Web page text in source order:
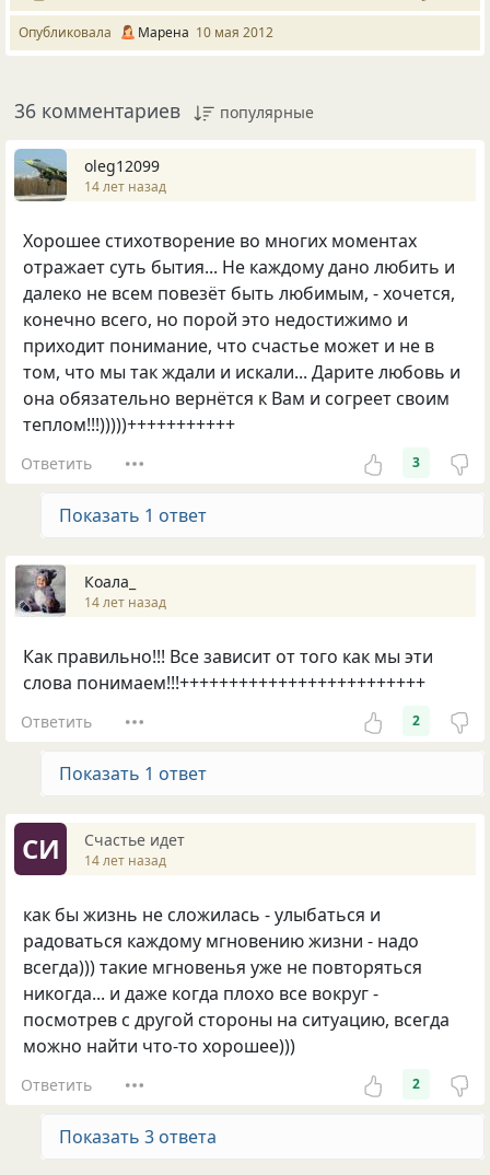
Опубликовала Марена 10 мая 2012
36 комментариев популярные
oleg12099
14 лет назад
Хорошее стихотворение во многих моментах
отражает суть бытия... Не каждому дано любить и
далеко не всем повезёт быть любимым, - хочется,
конечно всего, но порой это недостижимо и
приходит понимание, что счастье может и не в
том, что мы так ждали и искали... Дарите любовь и
она обязательно вернётся к Вам и согреет своим
теплом!!!)))))+++++++++++
Ответить 3
Показать 1 ответ
Коала_
14 лет назад
Как правильно!!! Все зависит от того как мы эти
слова понимаем!!!+++++++++++++++++++++++++
Ответить 2
Показать 1 ответ
СИ Счастье идет
14 лет назад
как бы жизнь не сложилась - улыбаться и
радоваться каждому мгновению жизни - надо
всегда))) такие мгновенья уже не повторяться
никогда... и даже когда плохо все вокруг -
посмотрев с другой стороны на ситуацию, всегда
можно найти что-то хорошее)))
Ответить 2
Показать 3 ответа